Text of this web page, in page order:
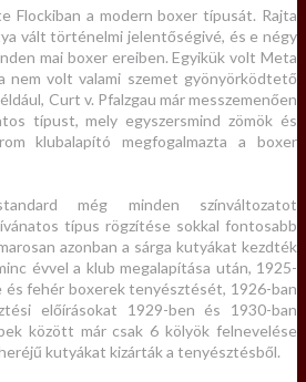
Flockiban a modern boxer típusát. Rajta
vált történelmi jelentőségivé, és e négy
mai boxer ereiben. Egyikük volt Meta
nem volt valami szemet gyönyörködtető
Curt v. Pfalzgau már messzemenően
típust, mely egyszersmind zömök és
klubalapító megfogalmazta a boxer
még minden színváltozatot
típus rögzítése sokkal fontosabb
azonban a sárga kutyákat kezdték
évvel a klub megalapítása után, 1925-
fehér boxerek tenyésztését, 1926-ban
előírásokat 1929-ben és 1930-ban
között már csak 6 kölyök felnevelése
kutyákat kizárták a tenyésztésből.